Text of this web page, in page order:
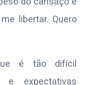
libertar. Quero
é tão difícil
e expectativas